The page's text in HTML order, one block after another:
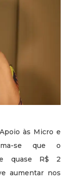
às Micro e
se que o
quase R$ 2
aumentar nos